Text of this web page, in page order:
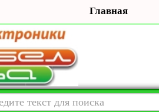
Главная